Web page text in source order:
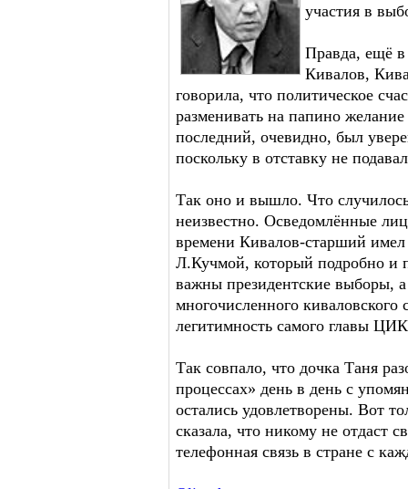
участия в
Правда, ещё в
Кивалов,
говорила, что политическое
разменивать на папино
последний, очевидно, был
поскольку в отставку не
Так оно и вышло. Что
неизвестно. Осведомлённые
времени Кивалов-старший
Л.Кучмой, который подробно и
важны президентские выборы, а
многочисленного киваловского
легитимность самого главы
Так совпало, что дочка Таня
процессах» день в день с
остались удовлетворены. Вот
сказала, что никому не отдаст
телефонная связь в стране с